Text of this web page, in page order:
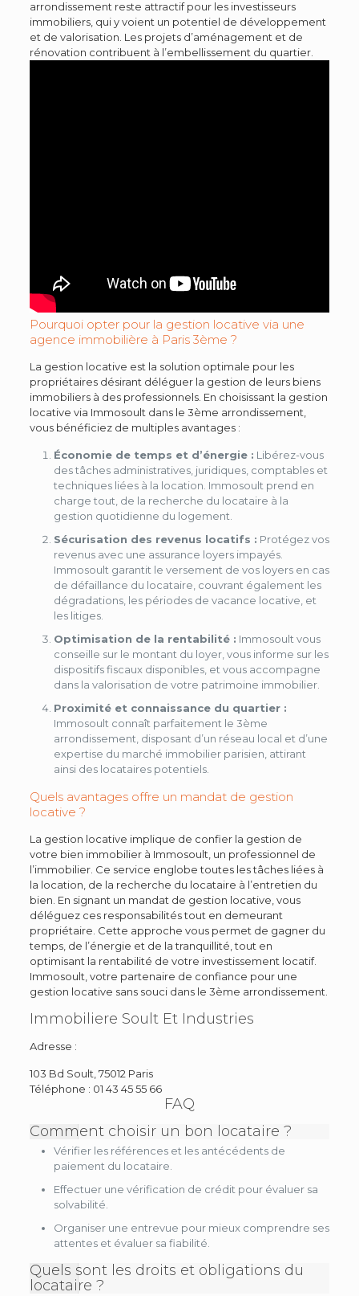
arrondissement reste attractif pour les investisseurs
immobiliers, qui y voient un potentiel de développement
et de valorisation. Les projets d’aménagement et de
rénovation contribuent à l’embellissement du quartier.
Pourquoi opter pour la gestion locative via une
agence immobilière à Paris 3ème ?
La gestion locative est la solution optimale pour les
propriétaires désirant déléguer la gestion de leurs biens
immobiliers à des professionnels. En choisissant la gestion
locative via Immosoult dans le 3ème arrondissement,
vous bénéficiez de multiples avantages :
Économie de temps et d’énergie : Libérez-vous
des tâches administratives, juridiques, comptables et
techniques liées à la location. Immosoult prend en
charge tout, de la recherche du locataire à la
gestion quotidienne du logement.
Sécurisation des revenus locatifs : Protégez vos
revenus avec une assurance loyers impayés.
Immosoult garantit le versement de vos loyers en cas
de défaillance du locataire, couvrant également les
dégradations, les périodes de vacance locative, et
les litiges.
Optimisation de la rentabilité : Immosoult vous
conseille sur le montant du loyer, vous informe sur les
dispositifs fiscaux disponibles, et vous accompagne
dans la valorisation de votre patrimoine immobilier.
Proximité et connaissance du quartier :
Immosoult connaît parfaitement le 3ème
arrondissement, disposant d’un réseau local et d’une
expertise du marché immobilier parisien, attirant
ainsi des locataires potentiels.
Quels avantages offre un mandat de gestion
locative ?
La gestion locative implique de confier la gestion de
votre bien immobilier à Immosoult, un professionnel de
l’immobilier. Ce service englobe toutes les tâches liées à
la location, de la recherche du locataire à l’entretien du
bien. En signant un mandat de gestion locative, vous
déléguez ces responsabilités tout en demeurant
propriétaire. Cette approche vous permet de gagner du
temps, de l’énergie et de la tranquillité, tout en
optimisant la rentabilité de votre investissement locatif.
Immosoult, votre partenaire de confiance pour une
gestion locative sans souci dans le 3ème arrondissement.
Immobiliere Soult Et Industries
Adresse :
103 Bd Soult, 75012 Paris
Téléphone : 01 43 45 55 66
FAQ
Comment choisir un bon locataire ?
Vérifier les références et les antécédents de
paiement du locataire.
Effectuer une vérification de crédit pour évaluer sa
solvabilité.
Organiser une entrevue pour mieux comprendre ses
attentes et évaluer sa fiabilité.
Quels sont les droits et obligations du
locataire ?